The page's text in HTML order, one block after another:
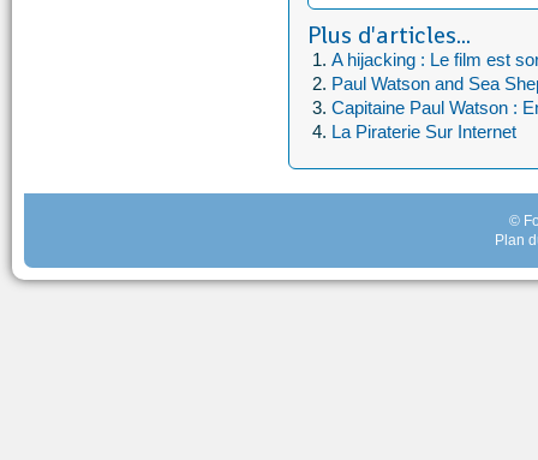
Plus d'articles...
A hijacking : Le film est
Paul Watson and Sea
Capitaine Paul Watson :
La Piraterie Sur Internet
©
Plan